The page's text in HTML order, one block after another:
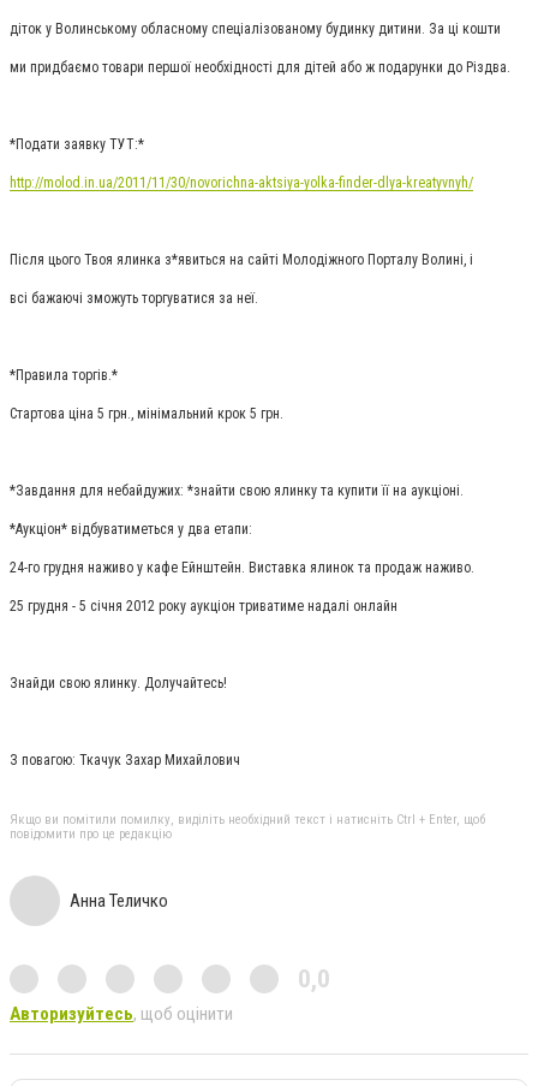
діток у Волинському обласному спеціалізованому будинку дитини. За ці кошти
ми придбаємо товари першої необхідності для дітей або ж подарунки до Різдва.
*Подати заявку ТУТ:*
http://molod.in.ua/2011/11/30/novorichna-aktsiya-yolka-finder-dlya-kreatyvnyh/
Після цього Твоя ялинка з*явиться на сайті Молодіжного Порталу Волині, і
всі бажаючі зможуть торгуватися за неї.
*Правила торгів.*
Стартова ціна 5 грн., мінімальний крок 5 грн.
*Завдання для небайдужих: *знайти свою ялинку та купити її на аукціоні.
*Аукціон* відбуватиметься у два етапи:
24-го грудня наживо у кафе Ейнштейн. Виставка ялинок та продаж наживо.
25 грудня - 5 січня 2012 року аукціон триватиме надалі онлайн
Знайди свою ялинку. Долучайтесь!
З повагою: Ткачук Захар Михайлович
Якщо ви помітили помилку, виділіть необхідний текст і натисніть Ctrl + Enter, щоб
повідомити про це редакцію
Анна Теличко
0,0
Авторизуйтесь, щоб оцінити